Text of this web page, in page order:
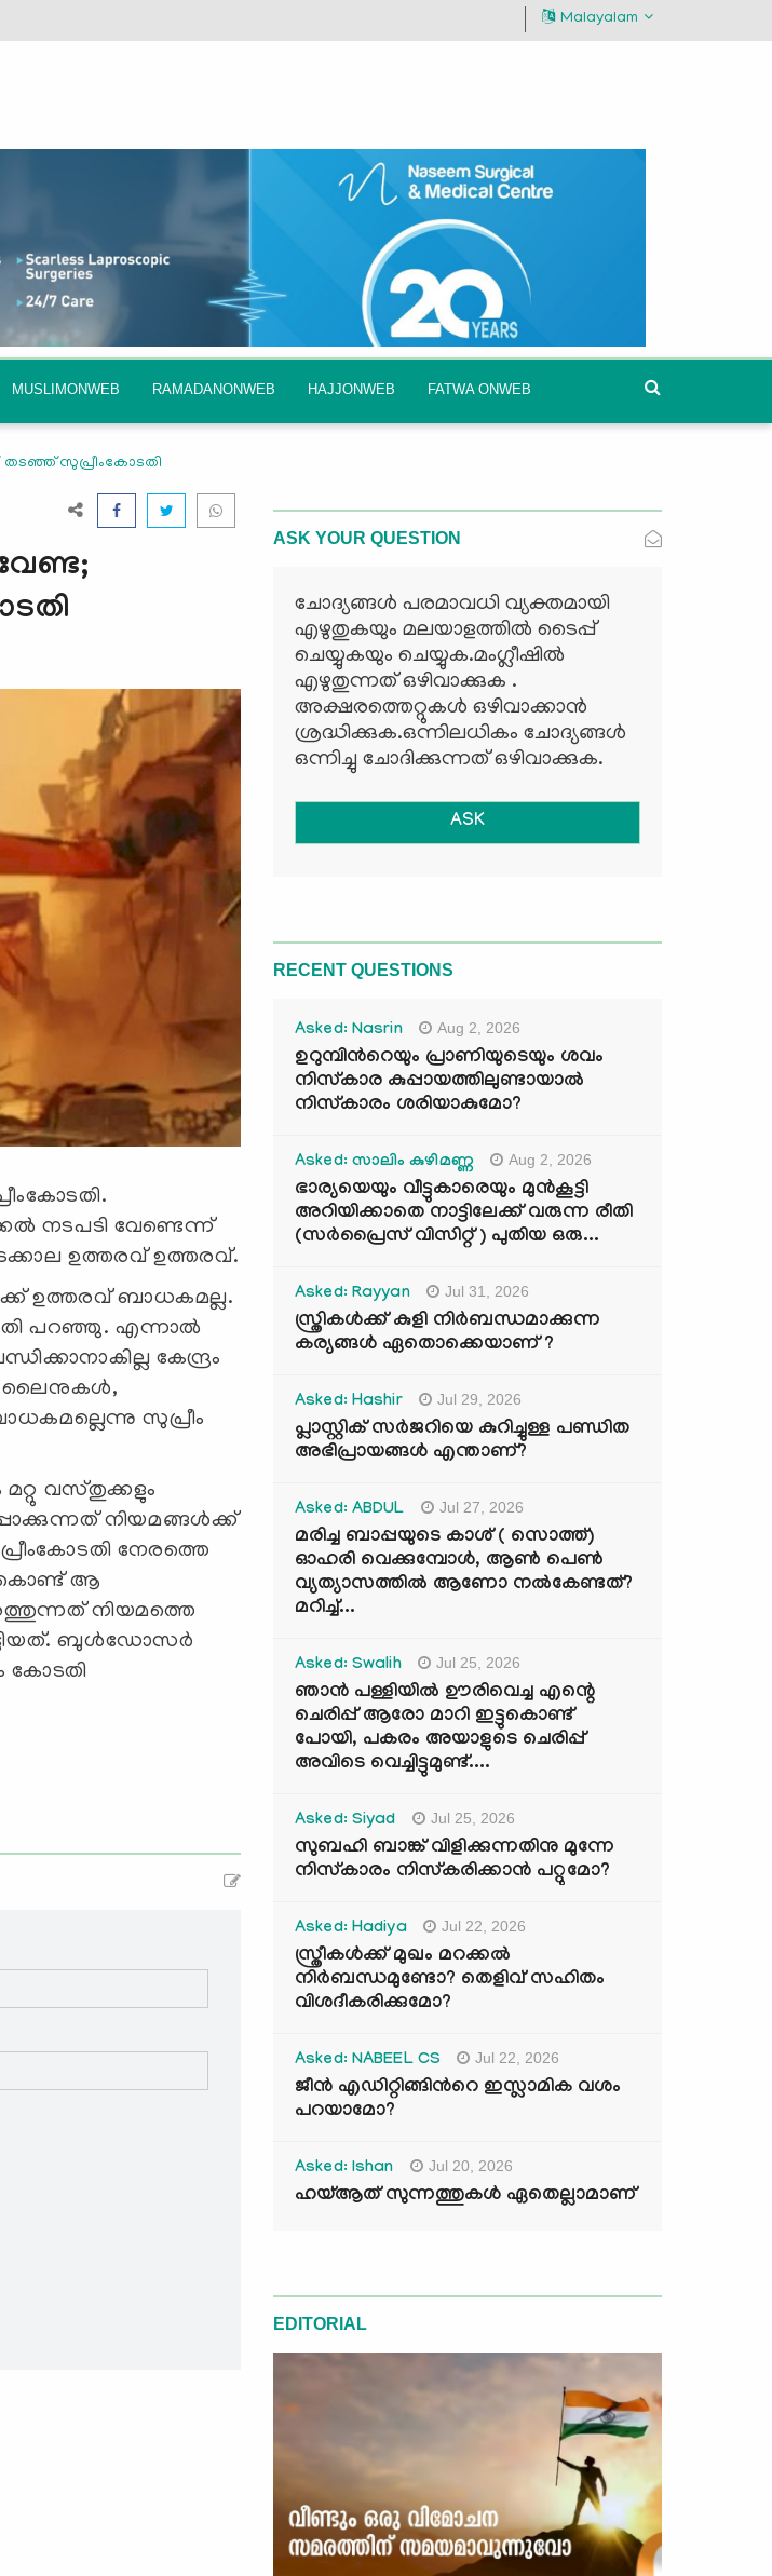
Malayalam
MUSLIMONWEB RAMADANONWEB HAJJONWEB FATWA ONWEB
സുപ്രീംകോടതി
നടപടി വേണ്ടെന്ന്
ഉത്തരവ് ഉത്തരവ്.
ഉത്തരവ് ബാധകമല്ല.
പറഞ്ഞു. എന്നാല്‍
കേന്ദ്രം
ലൈനുകൾ,
സുപ്രീം
മറ്റു വസ്തുക്കളും
നിയമങ്ങൾക്ക്‌
നേരത്തെ
കൊണ്ട്‌ ആ
നിയമത്തെ
ബുൾഡോസർ
കോടതി
ASK YOUR QUESTION
ചോദ്യങ്ങള്‍ പരമാവധി വ്യക്തമായി
എഴുതുകയും മലയാളത്തില്‍ ടൈപ്പ്
ചെയ്യുകയും ചെയ്യുക.മംഗ്ലീഷില്‍
എഴുതുന്നത് ഒഴിവാക്കുക .
അക്ഷരത്തെറ്റുകള്‍ ഒഴിവാക്കാന്‍
ശ്രദ്ധിക്കുക.ഒന്നിലധികം ചോദ്യങ്ങള്‍
ഒന്നിച്ചു ചോദിക്കുന്നത് ഒഴിവാക്കുക.
ASK
RECENT QUESTIONS
Asked: Nasrin Aug 2, 2026
ഉറുമ്പിന്‍റെയും പ്രാണിയുടെയും ശവം
നിസ്കാര കുപ്പായത്തിലുണ്ടായാൽ
നിസ്കാരം ശരിയാകുമോ?
Asked: സാലിം കുഴിമണ്ണ Aug 2, 2026
ഭാര്യയെയും വീട്ടുകാരെയും മുൻകൂട്ടി
അറിയിക്കാതെ നാട്ടിലേക്ക് വരുന്ന രീതി
(സർപ്രൈസ് വിസിറ്റ് ) പുതിയ ഒരു...
Asked: Rayyan Jul 31, 2026
സ്ത്രികൾക്ക് കുളി നിർബന്ധമാക്കുന്ന
കര്യങ്ങൾ ഏതൊക്കെയാണ് ?
Asked: Hashir Jul 29, 2026
പ്ലാസ്റ്റിക് സർജറിയെ കുറിച്ചുള്ള പണ്ഡിത
അഭിപ്രായങ്ങൾ എന്താണ്?
Asked: ABDUL Jul 27, 2026
മരിച്ച ബാപ്പയുടെ കാശ് ( സൊത്ത്)
ഓഹരി വെക്കുമ്പോൾ, ആണ്‍ പെണ്‍
വ്യത്യാസത്തില്‍ ആണോ നല്‍കേണ്ടത്?
മറിച്ച്...
Asked: Swalih Jul 25, 2026
ഞാൻ പള്ളിയിൽ ഊരിവെച്ച എന്റെ
ചെരിപ്പ് ആരോ മാറി ഇട്ടുകൊണ്ട്
പോയി, പകരം അയാളുടെ ചെരിപ്പ്
അവിടെ വെച്ചിട്ടുമുണ്ട്....
Asked: Siyad Jul 25, 2026
സുബഹി ബാങ്ക് വിളിക്കുന്നതിനു മുന്നേ
നിസ്കാരം നിസ്കരിക്കാൻ പറ്റുമോ?
Asked: Hadiya Jul 22, 2026
സ്ത്രീകൾക്ക് മുഖം മറക്കൽ
നിർബന്ധമുണ്ടോ? തെളിവ് സഹിതം
വിശദീകരിക്കുമോ?
Asked: NABEEL CS Jul 22, 2026
ജീൻ എഡിറ്റിങ്ങിന്‍റെ ഇസ്ലാമിക വശം
പറയാമോ?
Asked: Ishan Jul 20, 2026
ഹയ്ആത് സുന്നത്തുകൾ ഏതെല്ലാമാണ്
EDITORIAL